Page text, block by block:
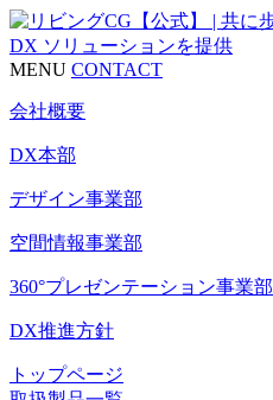
MENU CONTACT
会社概要
DX本部
デザイン事業部
空間情報事業部
360°プレゼンテーション事業部
DX推進方針
トップページ